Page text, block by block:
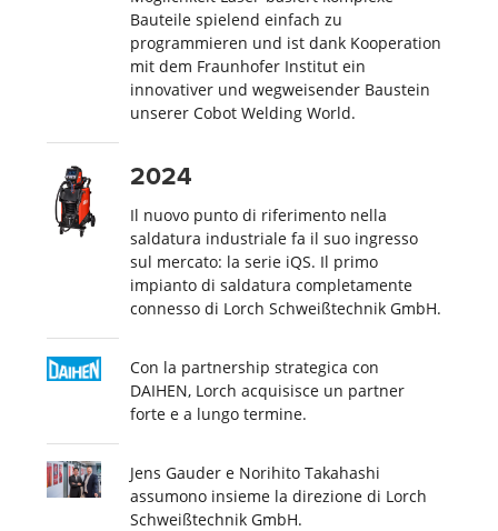
Bauteile spielend einfach zu
programmieren und ist dank Kooperation
mit dem Fraunhofer Institut ein
innovativer und wegweisender Baustein
unserer Cobot Welding World.
2024
Il nuovo punto di riferimento nella
saldatura industriale fa il suo ingresso
sul mercato: la serie iQS. Il primo
impianto di saldatura completamente
connesso di Lorch Schweißtechnik GmbH.
Con la partnership strategica con
DAIHEN, Lorch acquisisce un partner
forte e a lungo termine.
Jens Gauder e Norihito Takahashi
assumono insieme la direzione di Lorch
Schweißtechnik GmbH.